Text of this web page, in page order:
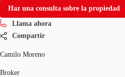
Haz una consulta sobre la propiedad
Llama ahora
Compartir
Camilo Moreno
Broker